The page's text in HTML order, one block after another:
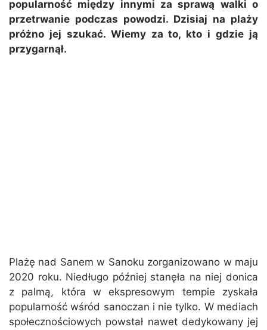
popularność między innymi za sprawą walki o
przetrwanie podczas powodzi. Dzisiaj na plaży
próżno jej szukać. Wiemy za to, kto i gdzie ją
przygarnął.
Plażę nad Sanem w Sanoku zorganizowano w maju
2020 roku. Niedługo później stanęła na niej donica
z palmą, która w ekspresowym tempie zyskała
popularność wśród sanoczan i nie tylko. W mediach
społecznościowych powstał nawet dedykowany jej